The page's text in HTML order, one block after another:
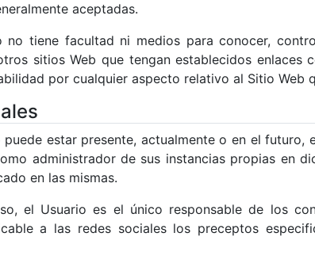
aceptadas.
no tiene facultad ni medios para conocer,
sitios Web que tengan establecidos enlaces
por cualquier aspecto relativo al Sitio Web
puede estar presente, actualmente o en el
administrador de sus instancias propias en
en las mismas.
el Usuario es el único responsable de los
a las redes sociales los preceptos